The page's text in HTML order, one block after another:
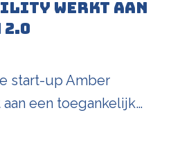
werkt aan
start-up Amber
een toegankelijk…